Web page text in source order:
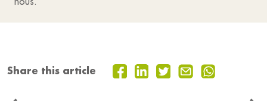
Share this article